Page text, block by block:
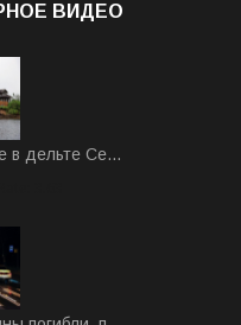
ВИДЕО
в дельте Се…